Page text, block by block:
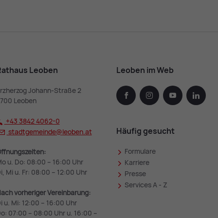
Leoben
Johann-Straße 2
Leoben
+43 3842 4062-0
stadtgemeinde@leoben.at
u. Do: 08:00 – 16:00 Uhr
Mi u. Fr: 08:00 – 12:00 Uhr
vorheriger Vereinbarung:
u. Mi: 12:00 – 16:00 Uhr
07:00 – 08:00 Uhr u. 16:00 –
Leoben im Web
facebook instagramyoutube
Häufig gesucht
Formulare
Karriere
Presse
Services A - Z